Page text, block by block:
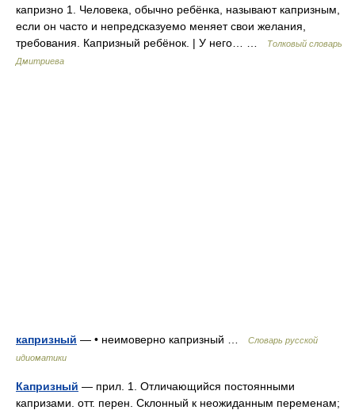
капризно 1. Человека, обычно ребёнка, называют капризным,
если он часто и непредсказуемо меняет свои желания,
требования. Капризный ребёнок. | У него… …
Толковый словарь
Дмитриева
капризный — • неимоверно капризный …
Словарь русской
идиоматики
Капризный — прил. 1. Отличающийся постоянными
капризами. отт. перен. Склонный к неожиданным переменам;